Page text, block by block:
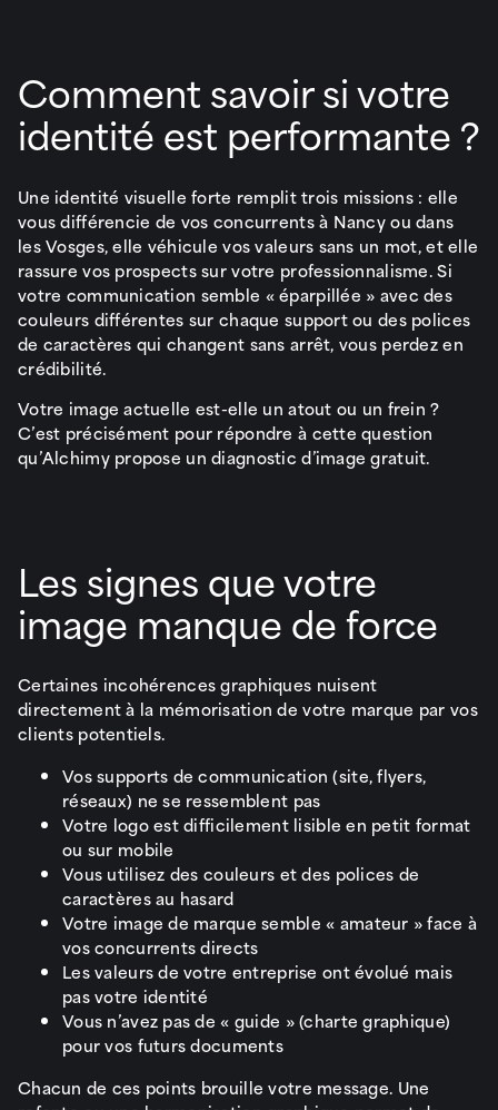
Comment savoir si votre
identité est performante ?
Une identité visuelle forte remplit trois missions : elle
vous différencie de vos concurrents à Nancy ou dans
les Vosges, elle véhicule vos valeurs sans un mot, et elle
rassure vos prospects sur votre professionnalisme. Si
votre communication semble « éparpillée » avec des
couleurs différentes sur chaque support ou des polices
de caractères qui changent sans arrêt, vous perdez en
crédibilité.
Votre image actuelle est-elle un atout ou un frein ?
C’est précisément pour répondre à cette question
qu’Alchimy propose un diagnostic d’image gratuit.
Les signes que votre
image manque de force
Certaines incohérences graphiques nuisent
directement à la mémorisation de votre marque par vos
clients potentiels.
Vos supports de communication (site, flyers,
réseaux) ne se ressemblent pas
Votre logo est difficilement lisible en petit format
ou sur mobile
Vous utilisez des couleurs et des polices de
caractères au hasard
Votre image de marque semble « amateur » face à
vos concurrents directs
Les valeurs de votre entreprise ont évolué mais
pas votre identité
Vous n’avez pas de « guide » (charte graphique)
pour vos futurs documents
Chacun de ces points brouille votre message. Une